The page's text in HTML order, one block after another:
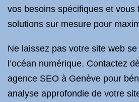
vos besoins spécifiques et vous
solutions sur mesure pour
Ne laissez pas votre site web
l’océan numérique. Contactez
agence SEO à Genève pour
analyse approfondie de votre